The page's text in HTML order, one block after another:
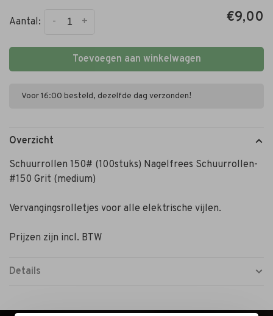
Aantal: +
- €9,00
Toevoegen aan winkelwagen
Voor 16:00 besteld, dezelfde dag verzonden!
Overzicht
Schuurrollen 150# (100stuks) Nagelfrees Schuurrollen-
#150 Grit (medium)
Vervangingsrolletjes voor alle elektrische vijlen.
Prijzen zijn incl. BTW
Details